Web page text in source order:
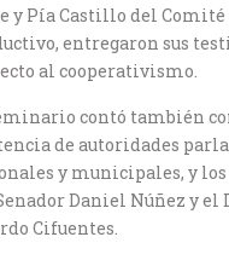
y Pía Castillo del Comité
entregaron sus
al cooperativismo.
contó también
de autoridades
y municipales, y los
Daniel Núñez y el
Cifuentes.